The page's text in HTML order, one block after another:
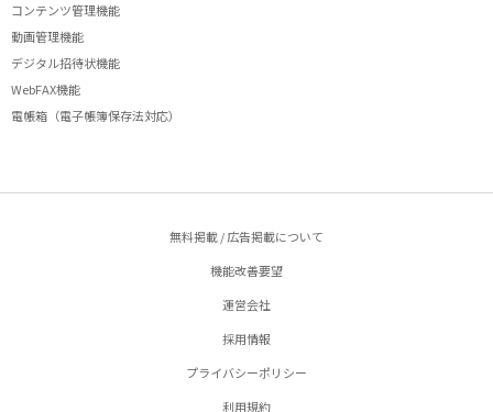
コンテンツ管理機能
動画管理機能
デジタル招待状機能
WebFAX機能
電帳箱（電子帳簿保存法対応）
無料掲載 / 広告掲載について
機能改善要望
運営会社
採用情報
プライバシーポリシー
利用規約